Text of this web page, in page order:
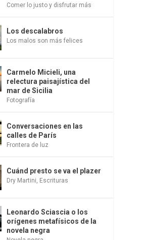
Comer lo justo y disfrutar más
Los descalabros
Los malos son más felices
Carmelo Micieli, una
relectura paisajística del
mar de Sicilia
Fotografía
Conversaciones en las
calles de París
Frontera de luz
Cuánd presto se va el plazer
Dry Martini Escrituras
Leonardo Sciascia o los
orígenes metafísicos de la
novela negra